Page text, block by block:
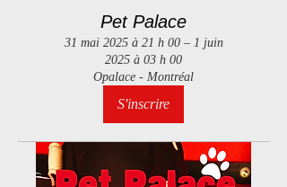
Pet Palace
31 mai 2025 à 21 h 00 – 1 juin
2025 à 03 h 00
Opalace - Montréal
S'inscrire